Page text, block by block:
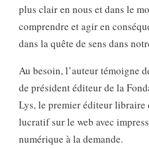
plus clair en nous et dans le
comprendre et agir en
dans la quête de sens dans
Au besoin, l’auteur témoigne
de président éditeur de la
Lys, le premier éditeur libraire
lucratif sur le web avec
numérique à la demande.